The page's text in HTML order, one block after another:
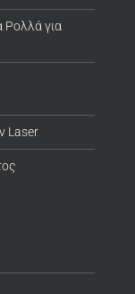
Ρολλά για
Laser